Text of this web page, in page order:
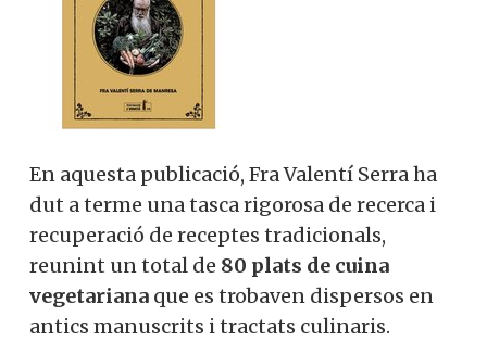
En aquesta publicació, Fra Valentí Serraha
dut a terme una tasca rigorosa de recerca i
recuperació de receptes tradicionals,
reunint un total de 80 plats de cuina
vegetariana que es trobaven dispersos en
antics manuscrits i tractats culinaris.